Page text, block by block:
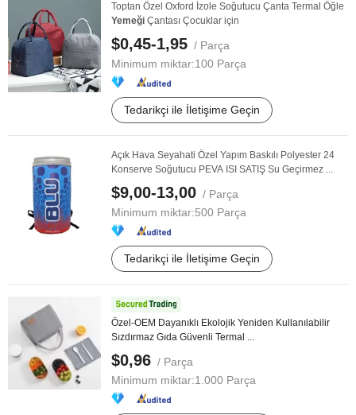
Toptan Özel Oxford İzole Soğutucu Çanta Termal Öğle
Yemeği Çantası Çocuklar için
$0,45-1,95 / Parça
Minimum miktar:100 Parça
Tedarikçi ile İletişime Geçin
Açık Hava Seyahati Özel Yapım Baskılı Polyester 24
Konserve Soğutucu PEVA ISI SATIŞ Su Geçirmez ...
$9,00-13,00 / Parça
Minimum miktar:500 Parça
Tedarikçi ile İletişime Geçin
Özel-OEM Dayanıklı Ekolojik Yeniden Kullanılabilir
Sızdırmaz Gıda Güvenli Termal ...
$0,96 / Parça
Minimum miktar:1.000 Parça